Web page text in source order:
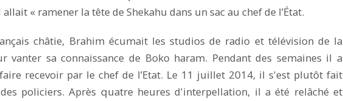
« ramener la tête de Shekahu dans un sac au chef de l’État.
châtie, Brahim écumait les studios de radio et télévision de la
vanter sa connaissance de Boko haram. Pendant des semaines il a
recevoir par le chef de l’Etat. Le 11 juillet 2014, il s'est plutôt fait
policiers. Après quatre heures d'interpellation, il a été relâché et